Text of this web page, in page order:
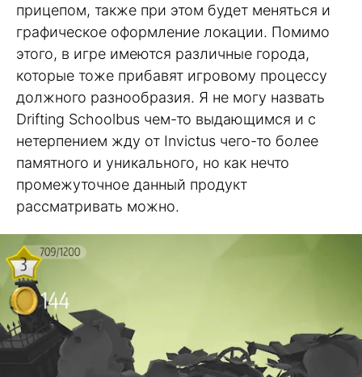
прицепом, также при этом будет меняться и
графическое оформление локации. Помимо
этого, в игре имеются различные города,
которые тоже прибавят игровому процессу
должного разнообразия. Я не могу назвать
Drifting Schoolbus чем-то выдающимся и с
нетерпением жду от Invictus чего-то более
памятного и уникального, но как нечто
промежуточное данный продукт
рассматривать можно.